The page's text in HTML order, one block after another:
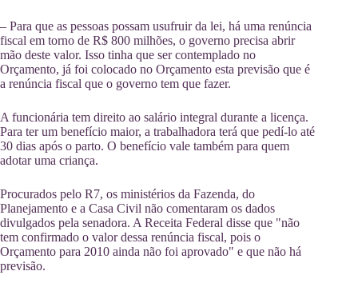
– Para que as pessoas possam usufruir da lei, há uma renúncia
fiscal em torno de R$ 800 milhões, o governo precisa abrir
mão deste valor. Isso tinha que ser contemplado no
Orçamento, já foi colocado no Orçamento esta previsão que é
a renúncia fiscal que o governo tem que fazer.
A funcionária tem direito ao salário integral durante a licença.
Para ter um benefício maior, a trabalhadora terá que pedí-lo até
30 dias após o parto. O benefício vale também para quem
adotar uma criança.
Procurados pelo R7, os ministérios da Fazenda, do
Planejamento e a Casa Civil não comentaram os dados
divulgados pela senadora. A Receita Federal disse que "não
tem confirmado o valor dessa renúncia fiscal, pois o
Orçamento para 2010 ainda não foi aprovado" e que não há
previsão.